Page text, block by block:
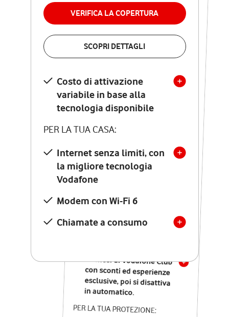
VERIFICA LA COPERTURA
SCOPRI DETTAGLI
Costo di attivazione
variabile in base alla
tecnologia disponibile
PER LA TUA CASA:
Internet senza limiti, con
la migliore tecnologia
Vodafone
Modem con Wi-Fi 6
Chiamate a consumo
permanenza
VERIFICA LA COPERTURA
Costo di attivazione
variabile in base alla
tecnologia disponibile
PER LA TUA CASA:
Internet senza limiti, con
la migliore tecnologia
Vodafone
Modem Seven con Wi-Fi 7
Chiamate illimitate verso
numeri fissi e mobili
nazionali
12 mesi di Vodafone Club
con sconti ed esperienze
esclusive, poi si disattiva
in automatico.
PER LA TUA PROTEZIONE: